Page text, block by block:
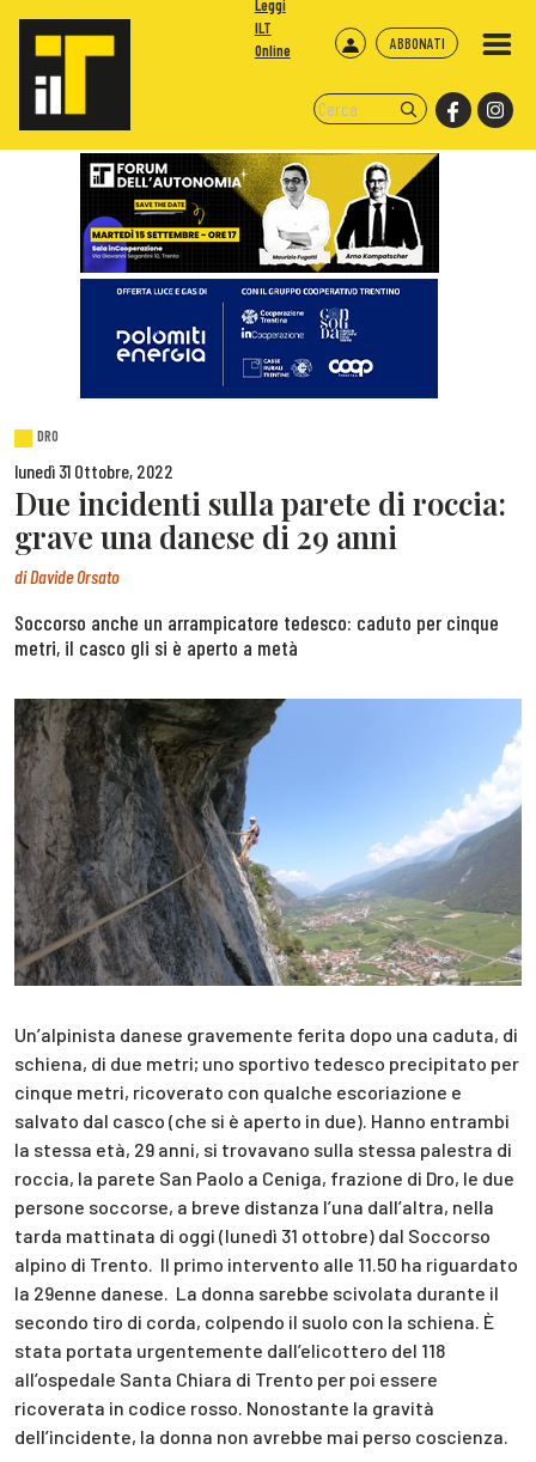
ABBONATI
Leggi
ILT
Online
DRO
lunedì 31 Ottobre, 2022
Due incidenti sulla parete di roccia:
grave una danese di 29 anni
diDavide Orsato
Soccorso anche un arrampicatore tedesco: caduto per cinque
metri, il casco gli si è aperto a metà
Un’alpinista danese gravemente ferita dopo una caduta, di
schiena, di due metri; uno sportivo tedesco precipitato per
cinque metri, ricoverato con qualche escoriazione e
salvato dal casco (che si è aperto in due). Hanno entrambi
la stessa età, 29 anni, si trovavano sulla stessa palestra di
roccia, la parete San Paolo a Ceniga, frazione di Dro, le due
persone soccorse, a breve distanza l’una dall’altra, nella
tarda mattinata di oggi (lunedì 31 ottobre) dal Soccorso
alpino di Trento. Il primo intervento alle 11.50 ha riguardato
la 29enne danese. La donna sarebbe scivolata durante il
secondo tiro di corda, colpendo il suolo con la schiena. È
stata portata urgentemente dall’elicottero del 118
all’ospedale Santa Chiara di Trento per poi essere
ricoverata in codice rosso. Nonostante la gravità
dell’incidente, la donna non avrebbe mai perso coscienza.